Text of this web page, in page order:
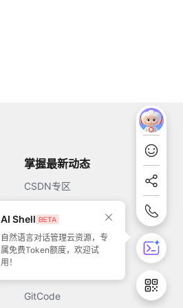
掌握最新动态
CSDN专区
51CTO
GitCode
AI Shell
自然语言对话管理云资源，专
属免费Token额度，欢迎试
用！